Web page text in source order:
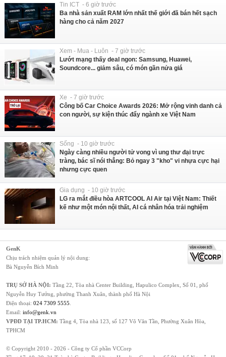
Tin ICT - 6 giờ trước
Ba nhà sản xuất RAM lớn nhất thế giới đã bán hết sạch
hàng cho cả năm 2027
Xem - Mua - Luôn - 7 giờ trước
Lướt mạng thấy deal ngon: Samsung, Huawei,
Soundcore... giảm sâu, có món gần nửa giá
Xe - 7 giờ trước
Công bố Car Choice Awards 2026: Mở rộng vinh danh cả
con người, sự kiện thúc đẩy ngành xe Việt Nam
Sống - 10 giờ trước
Ngày càng nhiều người tử vong vì ung thư đại trực
tràng, bác sĩ nói thẳng: Bỏ ngay 3 "kho" vi nhựa cực hại
nhưng cực quen
Gia dụng - 10 giờ trước
LG ra mắt điều hòa ARTCOOL AI Air tại Việt Nam: Thiết
kế như một món nội thất, AI cá nhân hóa trải nghiệm
GenK
Chịu trách nhiệm quản lý nội dung:
Bà Nguyễn Bích Minh
TRỤ SỞ HÀ NỘI: Tầng 22, Tòa nhà Center Building, Hapulico Complex, Số 01, phố
Nguyễn Huy Tưởng, phường Thanh Xuân, thành phố Hà Nội
Điện thoại: 024 7309 5555
Email: info@genk.vn
VPĐD TẠI TP.HCM: Tầng 4, Tòa nhà 123, số 127 Võ Văn Tần, Phường Xuân Hòa,
TPHCM
© Copyright 2010 - 2026 - Công ty Cổ phần VCCorp